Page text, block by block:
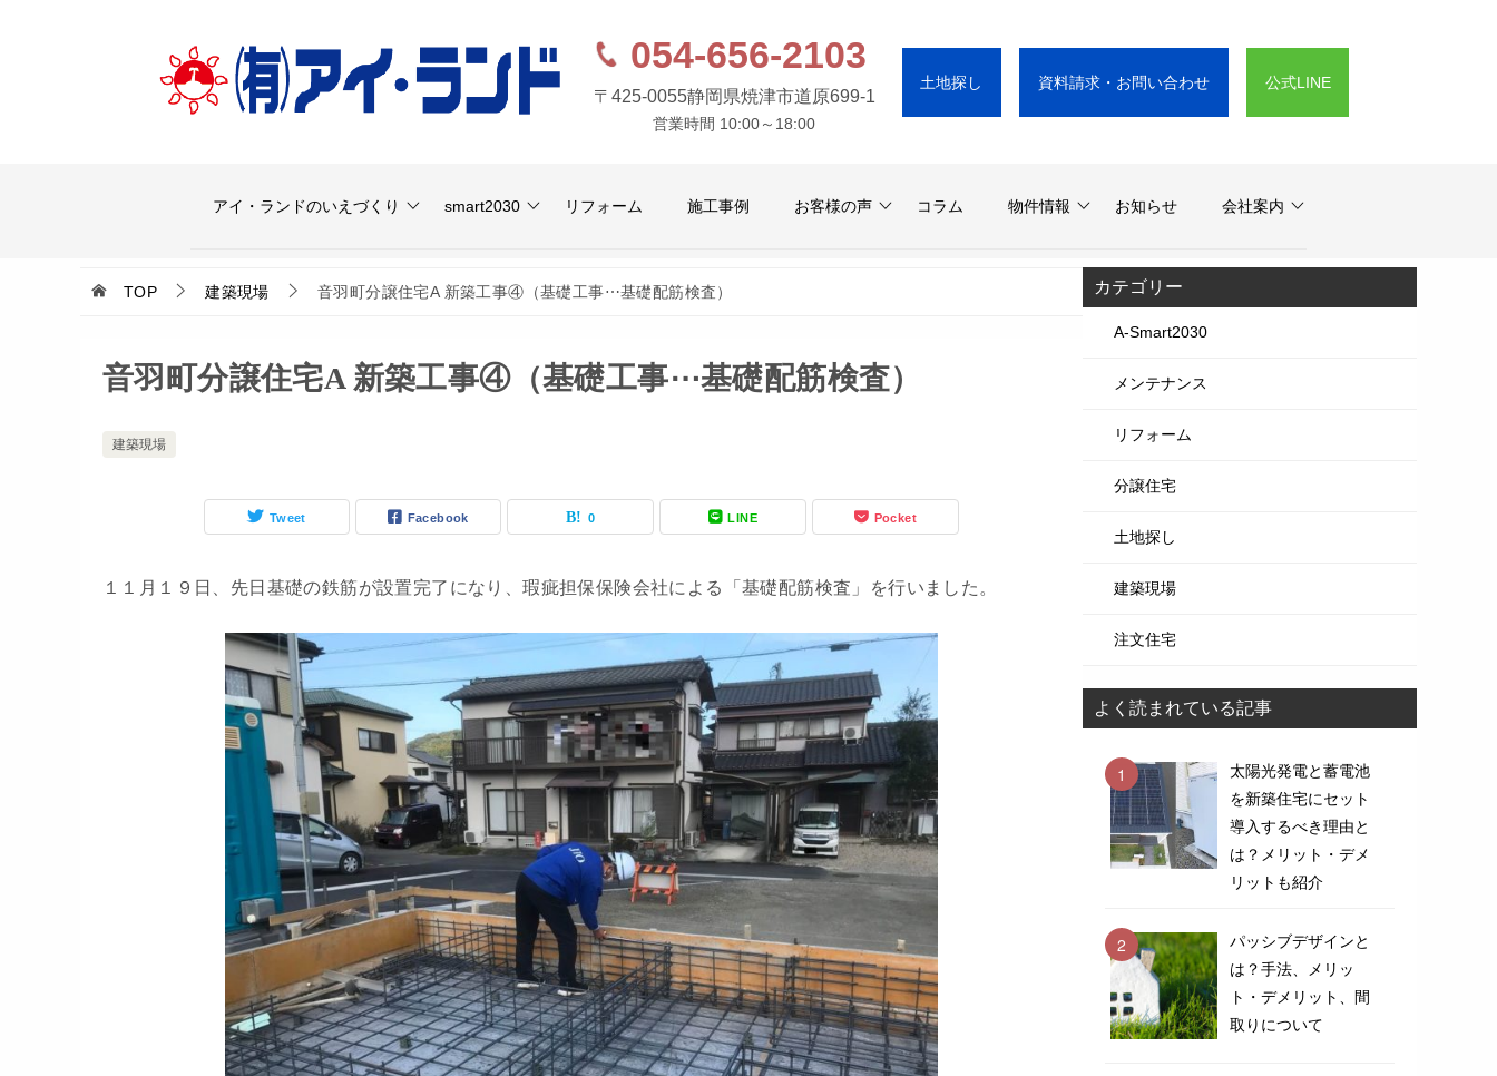
054-656-2103
〒425-0055静岡県焼津市道原699-1
営業時間 10:00～18:00
土地探し 資料請求・お問い合わせ 公式LINE
アイ・ランドのいえづくり smart2030 リフォーム 施工事例 お客様の声 コラム 物件情報 お知らせ 会社案内
TOP 建築現場 音羽町分譲住宅A 新築工事④（基礎工事⋯基礎配筋検査）
音羽町分譲住宅A 新築工事④（基礎工事⋯基礎配筋検査）
建築現場
Tweet Facebook 0 LINE Pocket
１１月１９日、先日基礎の鉄筋が設置完了になり、瑕疵担保保険会社による「基礎配筋検査」を行いました。
カテゴリー
A-Smart2030
メンテナンス
リフォーム
分譲住宅
土地探し
建築現場
注文住宅
よく読まれている記事
太陽光発電と蓄電池
を新築住宅にセット
導入するべき理由と
は？メリット・デメ
リットも紹介
パッシブデザインと
は？手法、メリッ
ト・デメリット、間
取りについて